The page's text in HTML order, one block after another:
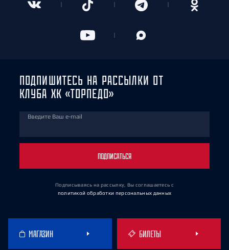
ПОДПИШИТЕСЬ НА РАССЫЛКИ ОТ
КЛУБА ХК «ТОРПЕДО»
Введите Ваш e-mail
ПОДПИСАТЬСЯ
Подписываясь на рассылку, Вы соглашаетесь с
политикой обработки персональных данных
МАГАЗИН БИЛЕТЫ